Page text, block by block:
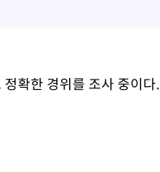
확한 경위를 조사 중이다.